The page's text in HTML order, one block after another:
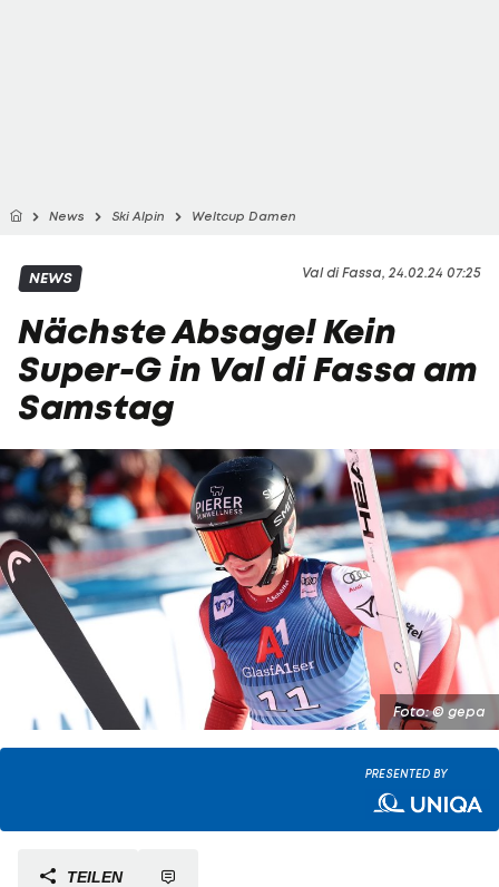
News Ski Alpin Weltcup Damen
Val di Fassa, 24.02.24 07:25
NEWS
Nächste Absage! Kein
Super-G in Val di Fassa am
Samstag
Foto: © gepa
PRESENTED BY
TEILEN